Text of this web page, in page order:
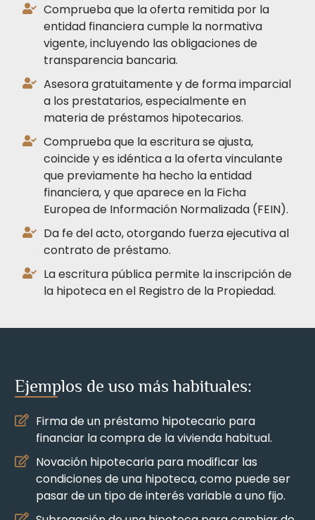
Comprueba que la oferta remitida por la
entidad financiera cumple la normativa
vigente, incluyendo las obligaciones de
transparencia bancaria.
Asesora gratuitamente y de forma imparcial
a los prestatarios, especialmente en
materia de préstamos hipotecarios.
Comprueba que la escritura se ajusta,
coincide y es idéntica a la oferta vinculante
que previamente ha hecho la entidad
financiera, y que aparece en la Ficha
Europea de Información Normalizada (FEIN).
Da fe del acto, otorgando fuerza ejecutiva al
contrato de préstamo.
La escritura pública permite la inscripción de
la hipoteca en el Registro de la Propiedad.
Ejemplos de uso más habituales:
Firma de un préstamo hipotecario para
financiar la compra de la vivienda habitual.
Novación hipotecaria para modificar las
condiciones de una hipoteca, como puede ser
pasar de un tipo de interés variable a uno fijo.